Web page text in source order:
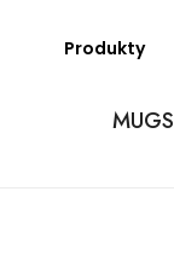
Produkty
MUGS